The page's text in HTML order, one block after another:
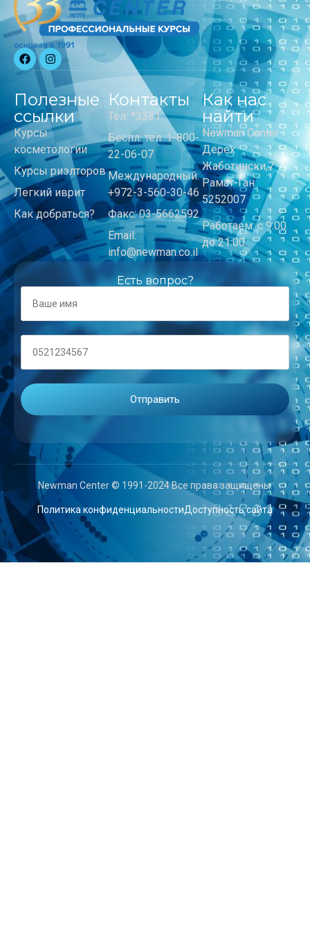
Полезные
ссылки
Курсы
косметологии
Курсы риэлторов
Легкий иврит
Как добраться?
Контакты
Тел: *3331
Беспл. тел: 1-800-
22-06-07
Международный:
+972-3-560-30-46
Факс: 03-5662592
Email:
info@newman.co.il
Как нас
найти
Newman Center
Дерех
Жаботински,7
Рамат-Ган
5252007
Работаем: с 9:00
до 21:00
Есть вопрос?
Newman Center © 1991-2024 Все права защищены.
Политика конфиденциальностиДоступность сайта